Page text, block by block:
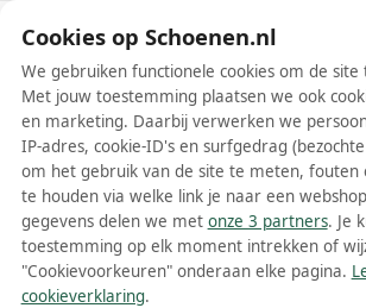
Schoenen.nl
Wis
Witte Crime london
Meer lezen
Cookies op Schoenen.nl
We gebruiken functionele cookies om de
Met jouw toestemming plaatsen we ook
en marketing. Daarbij verwerken we
IP-adres, cookie-ID's en surfgedrag
om het gebruik van de site te meten, fouten
te houden via welke link je naar een
gegevens delen we met onze 3 partners. Je
toestemming op elk moment intrekken of
"Cookievoorkeuren" onderaan elke pagina.
cookieverklaring.